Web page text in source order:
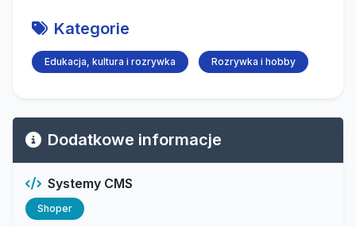
Kategorie
Edukacja, kultura i rozrywka Rozrywka i hobby
Dodatkowe informacje
Systemy CMS
Shoper